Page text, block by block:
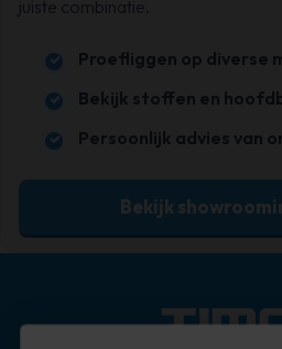
juiste combinatie.
Proefliggen op diverse
Bekijk stoffen en
Persoonlijk advies van
Bekijk